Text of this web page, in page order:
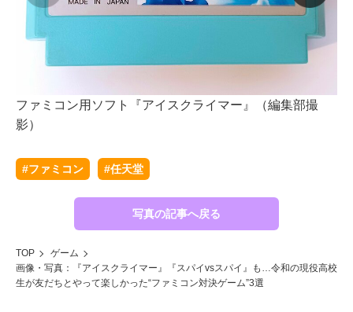
ファミコン用ソフト『アイスクライマー』（編集部撮
影）
#ファミコン #任天堂
写真の記事へ戻る
TOP
ゲーム
画像・写真：『アイスクライマー』『スパイvsスパイ』も…令和の現役高校
生が友だちとやって楽しかった“ファミコン対決ゲーム”3選